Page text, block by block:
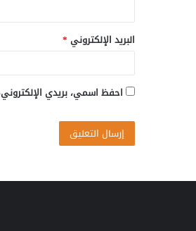
البريد الإلكتروني *
احفظ اسمي، بريدي